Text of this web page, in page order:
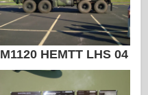
M1120 HEMTT LHS 04